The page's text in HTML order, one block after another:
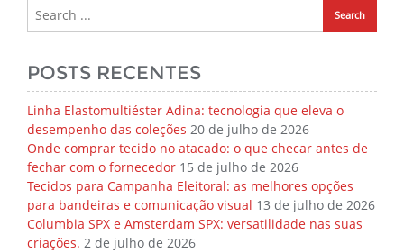
POSTS RECENTES
Linha Elastomultiéster Adina: tecnologia que eleva o
desempenho das coleções 20 de julho de 2026
Onde comprar tecido no atacado: o que checar antes de
fechar com o fornecedor 15 de julho de 2026
Tecidos para Campanha Eleitoral: as melhores opções
para bandeiras e comunicação visual 13 de julho de 2026
Columbia SPX e Amsterdam SPX: versatilidade nas suas
criações. 2 de julho de 2026